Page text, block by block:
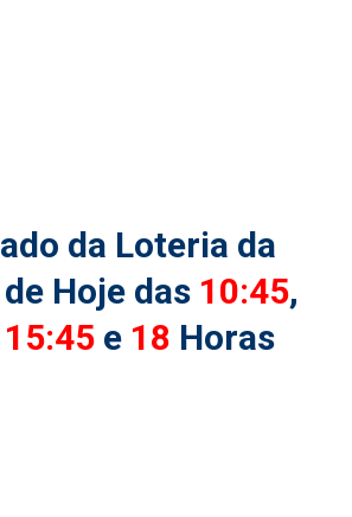
da Loteria da
Hoje das 10:45,
15:45 e 18 Horas